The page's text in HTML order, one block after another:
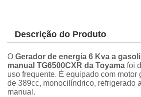
Descrição do Produto
O Gerador de energia 6 Kva a
manual TG6500CXR da Toyama foi
uso frequente. É equipado com motor
de 389cc, monocilíndrico, refrigerado
manual.